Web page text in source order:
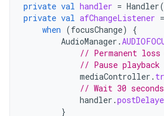
private val handler = Handler
private val afChangeListener =
when (focusChange)
{
AudioManager .
// Permanent
// Pause playback
mediaController .
// Wait 30
handler .
}